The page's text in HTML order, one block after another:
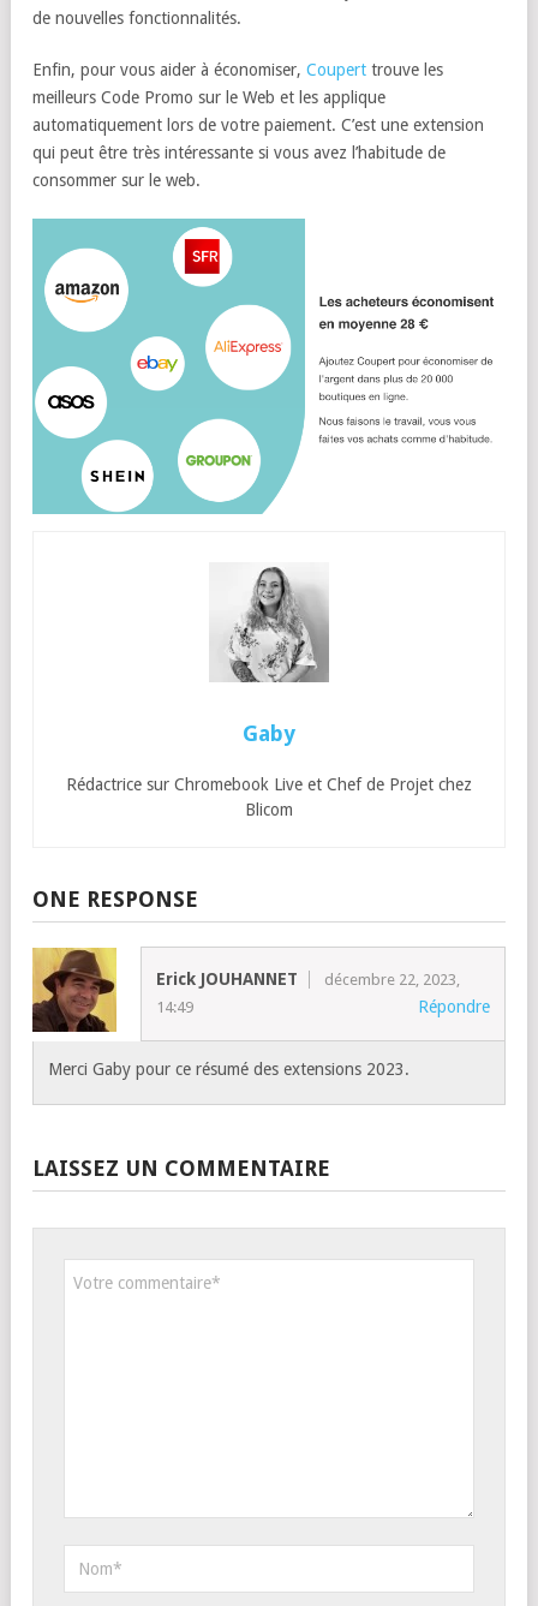
de nouvelles fonctionnalités.
Enfin, pour vous aider à économiser, Coupert trouve les
meilleurs Code Promo sur le Web et les applique
automatiquement lors de votre paiement. C’est une extension
qui peut être très intéressante si vous avez l’habitude de
consommer sur le web.
Gaby
Rédactrice sur Chromebook Live et Chef de Projet chez
Blicom
ONE RESPONSE
Erick JOUHANNET
décembre 22, 2023,
14:49
Répondre
Merci Gaby pour ce résumé des extensions 2023.
LAISSEZ UN COMMENTAIRE